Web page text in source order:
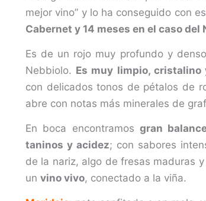
mejor vino” y lo ha conseguido con
Cabernet y 14 meses en el caso del
Es de un rojo muy profundo y
Nebbiolo. Es muy limpio, cristalino
con delicados tonos de pétalos de
abre con notas más minerales de
En boca encontramos gran
taninos y acidez; con sabores
de la nariz, algo de fresas maduras
un vino vivo, conectado a la viña.